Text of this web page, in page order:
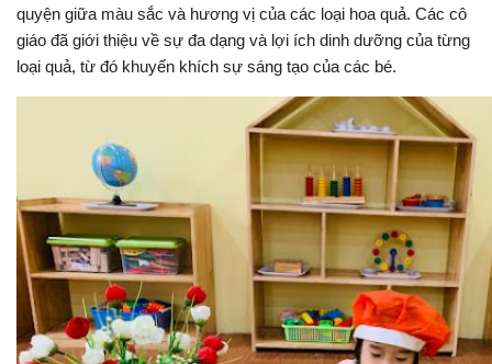
quyện giữa màu sắc và hương vị của các loại hoa quả. Các cô
giáo đã giới thiệu về sự đa dạng và lợi ích dinh dưỡng của từng
loại quả, từ đó khuyến khích sự sáng tạo của các bé.